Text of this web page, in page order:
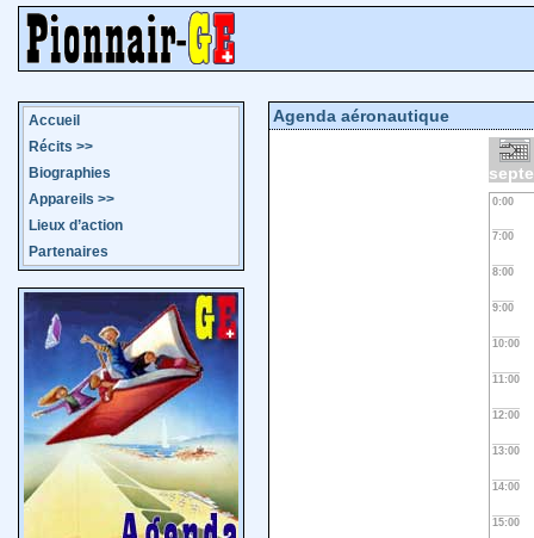
Accueil
Récits >>
Biographies
Appareils >>
Lieux d’action
Partenaires
Agenda aéronautique
0:00
7:00
8:00
9:00
10:00
11:00
12:00
13:00
14:00
15:00